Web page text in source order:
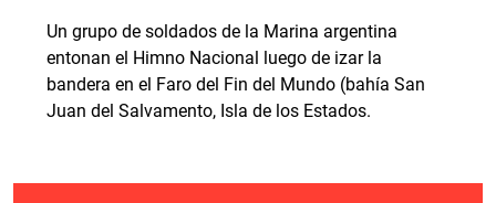
Un grupo de soldados de la Marina argentina
entonan el Himno Nacional luego de izar la
bandera en el Faro del Fin del Mundo (bahía San
Juan del Salvamento, Isla de los Estados.